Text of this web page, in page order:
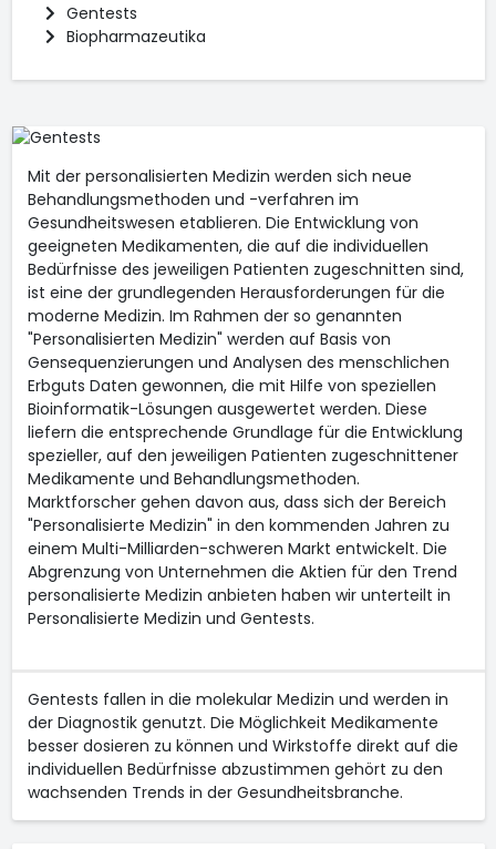
Gentests
Biopharmazeutika
Mit der personalisierten Medizin werden sich neue
Behandlungsmethoden und -verfahren im
Gesundheitswesen etablieren. Die Entwicklung von
geeigneten Medikamenten, die auf die individuellen
Bedürfnisse des jeweiligen Patienten zugeschnitten sind,
ist eine der grundlegenden Herausforderungen für die
moderne Medizin. Im Rahmen der so genannten
"Personalisierten Medizin" werden auf Basis von
Gensequenzierungen und Analysen des menschlichen
Erbguts Daten gewonnen, die mit Hilfe von speziellen
Bioinformatik-Lösungen ausgewertet werden. Diese
liefern die entsprechende Grundlage für die Entwicklung
spezieller, auf den jeweiligen Patienten zugeschnittener
Medikamente und Behandlungsmethoden.
Marktforscher gehen davon aus, dass sich der Bereich
"Personalisierte Medizin" in den kommenden Jahren zu
einem Multi-Milliarden-schweren Markt entwickelt. Die
Abgrenzung von Unternehmen die Aktien für den Trend
personalisierte Medizin anbieten haben wir unterteilt in
Personalisierte Medizin und Gentests.
Gentests fallen in die molekular Medizin und werden in
der Diagnostik genutzt. Die Möglichkeit Medikamente
besser dosieren zu können und Wirkstoffe direkt auf die
individuellen Bedürfnisse abzustimmen gehört zu den
wachsenden Trends in der Gesundheitsbranche.